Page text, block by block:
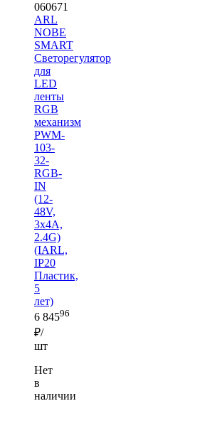
060671
ARL
NOBE
SMART
Светорегулятор
для
LED
ленты
RGB
механизм
PWM-
103-
32-
RGB-
IN
(12-
48V,
3x4A,
2.4G)
(IARL,
IP20
Пластик,
5
лет)
6 84596
₽/
шт
Нет
в
наличии